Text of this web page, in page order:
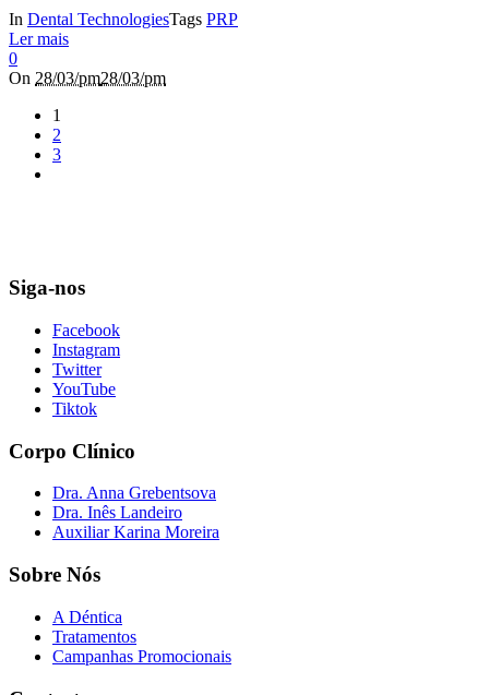
In Dental TechnologiesTags PRP
Ler mais
0
On 28/03/pm28/03/pm
1
2
3
Siga-nos
Facebook
Instagram
Twitter
YouTube
Tiktok
Corpo Clínico
Dra. Anna Grebentsova
Dra. Inês Landeiro
Auxiliar Karina Moreira
Sobre Nós
A Déntica
Tratamentos
Campanhas Promocionais